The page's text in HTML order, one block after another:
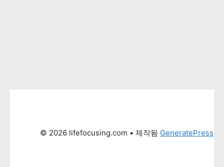
© 2026 lifefocusing.com • 제작됨 GeneratePress